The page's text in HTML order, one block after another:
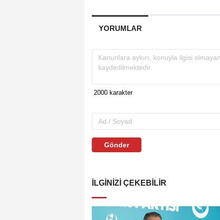
YORUMLAR
Gönder
İLGINIZI ÇEKEBILIR